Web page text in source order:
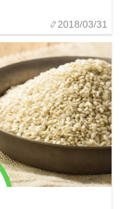
2018/03/31